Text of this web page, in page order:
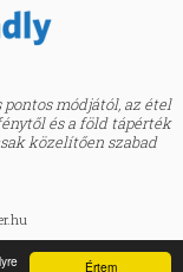
Értem
módjától, az étel
és a föld tápérték
közelítően szabad